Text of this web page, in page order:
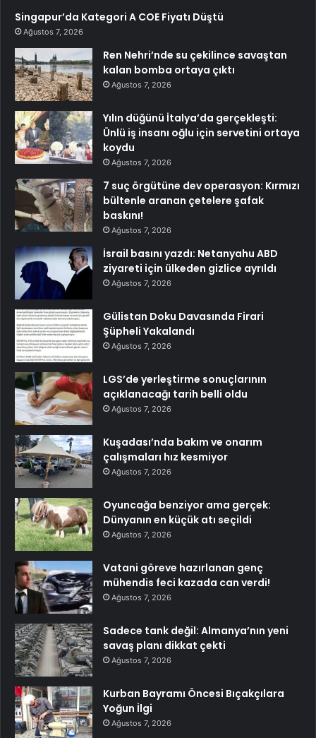
Singapur’da Kategori A COE Fiyatı Düştü
Ağustos 7, 2026
Ren Nehri’nde su çekilince savaştan
kalan bomba ortaya çıktı
Ağustos 7, 2026
Yılın düğünü İtalya’da gerçekleşti:
Ünlü iş insanı oğlu için servetini ortaya
koydu
Ağustos 7, 2026
7 suç örgütüne dev operasyon: Kırmızı
bültenle aranan çetelere şafak
baskını!
Ağustos 7, 2026
İsrail basını yazdı: Netanyahu ABD
ziyareti için ülkeden gizlice ayrıldı
Ağustos 7, 2026
Gülistan Doku Davasında Firari
Şüpheli Yakalandı
Ağustos 7, 2026
LGS’de yerleştirme sonuçlarının
açıklanacağı tarih belli oldu
Ağustos 7, 2026
Kuşadası’nda bakım ve onarım
çalışmaları hız kesmiyor
Ağustos 7, 2026
Oyuncağa benziyor ama gerçek:
Dünyanın en küçük atı seçildi
Ağustos 7, 2026
Vatani göreve hazırlanan genç
mühendis feci kazada can verdi!
Ağustos 7, 2026
Sadece tank değil: Almanya’nın yeni
savaş planı dikkat çekti
Ağustos 7, 2026
Kurban Bayramı Öncesi Bıçakçılara
Yoğun İlgi
Ağustos 7, 2026